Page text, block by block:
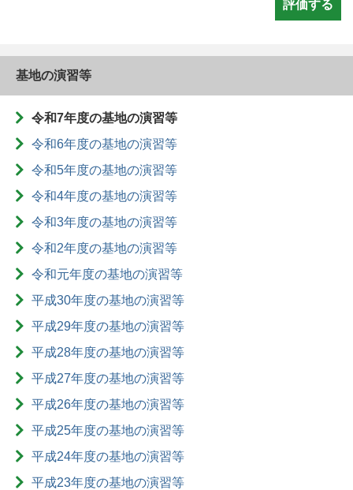
基地の演習等
令和7年度の基地の演習等
令和6年度の基地の演習等
令和5年度の基地の演習等
令和4年度の基地の演習等
令和3年度の基地の演習等
令和2年度の基地の演習等
令和元年度の基地の演習等
平成30年度の基地の演習等
平成29年度の基地の演習等
平成28年度の基地の演習等
平成27年度の基地の演習等
平成26年度の基地の演習等
平成25年度の基地の演習等
平成24年度の基地の演習等
平成23年度の基地の演習等